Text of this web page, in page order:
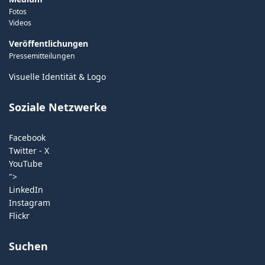
Fotos
Videos
Veröffentlichungen
Pressemitteilungen
Visuelle Identität & Logo
Soziale Netzwerke
Facebook
Twitter - X
YouTube
">
LinkedIn
Instagram
Flickr
Suchen